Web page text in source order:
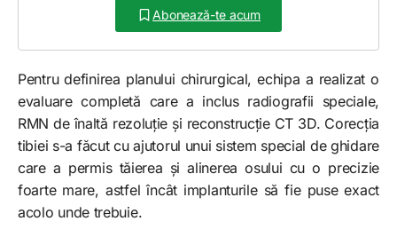
Abonează-te acum
Pentru definirea planului chirurgical, echipa a realizat o
evaluare completă care a inclus radiografii speciale,
RMN de înaltă rezoluție și reconstrucție CT 3D. Corecția
tibiei s-a făcut cu ajutorul unui sistem special de ghidare
care a permis tăierea și alinerea osului cu o precizie
foarte mare, astfel încât implanturile să fie puse exact
acolo unde trebuie.